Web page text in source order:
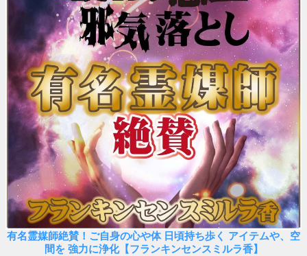
有名霊媒師絶賛！ご自身の心や体 日頃持ち歩く アイテムや、空
間を 強力に浄化【フランキンセンスミルラ香】